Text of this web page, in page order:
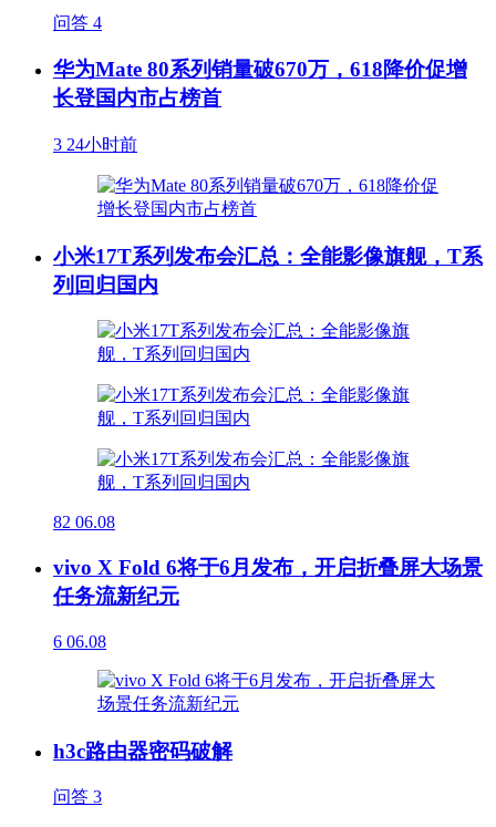
问答 4
华为Mate 80系列销量破670万，618降价促增
长登国内市占榜首
3 24小时前
小米17T系列发布会汇总：全能影像旗舰，T系
列回归国内
82 06.08
vivo X Fold 6将于6月发布，开启折叠屏大场景
任务流新纪元
6 06.08
h3c路由器密码破解
问答 3